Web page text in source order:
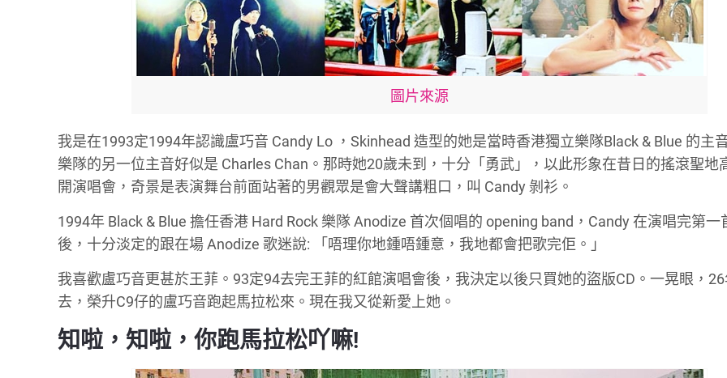
圖片來源
我是在1993定1994年認識盧巧音 Candy Lo ，Skinhead 造型的她是當時香港獨立樂隊Black & Blue 的主
樂隊的另一位主音好似是 Charles Chan。那時她20歲未到，十分「勇武」，以此形象在昔日的搖滾聖地
開演唱會，奇景是表演舞台前面站著的男觀眾是會大聲講粗口，叫 Candy 剝衫。
1994年 Black & Blue 擔任香港 Hard Rock 樂隊 Anodize 首次個唱的 opening band，Candy 在演唱完第一
後，十分淡定的跟在場 Anodize 歌迷說: 「唔理你地鍾唔鍾意，我地都會把歌完佢。」
我喜歡盧巧音更甚於王菲。93定94去完王菲的紅館演唱會後，我決定以後只買她的盜版CD。一晃眼，
去，榮升C9仔的盧巧音跑起馬拉松來。現在我又從新愛上她。
知啦，知啦，你跑馬拉松吖嘛!